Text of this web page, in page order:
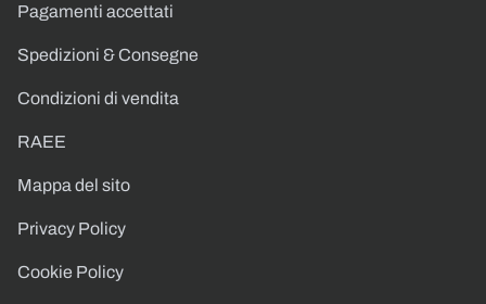
Pagamenti accettati
Spedizioni & Consegne
Condizioni di vendita
RAEE
Mappa del sito
Privacy Policy
Cookie Policy